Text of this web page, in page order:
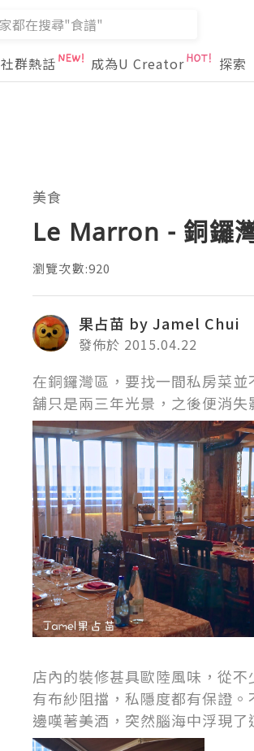
社群熱話 成為U Creator 探索
美食
Le Marron - 銅鑼
瀏覽次數:920
果占苗 by Jamel Chui
發佈於 2015.04.22
在銅鑼灣區，要找一間私房菜
舖只是兩三年光景，之後便消
店內的裝修甚具歐陸風味，從
有布紗阻擋，私隱度都有保證
邊嘆著美酒，突然腦海中浮現了